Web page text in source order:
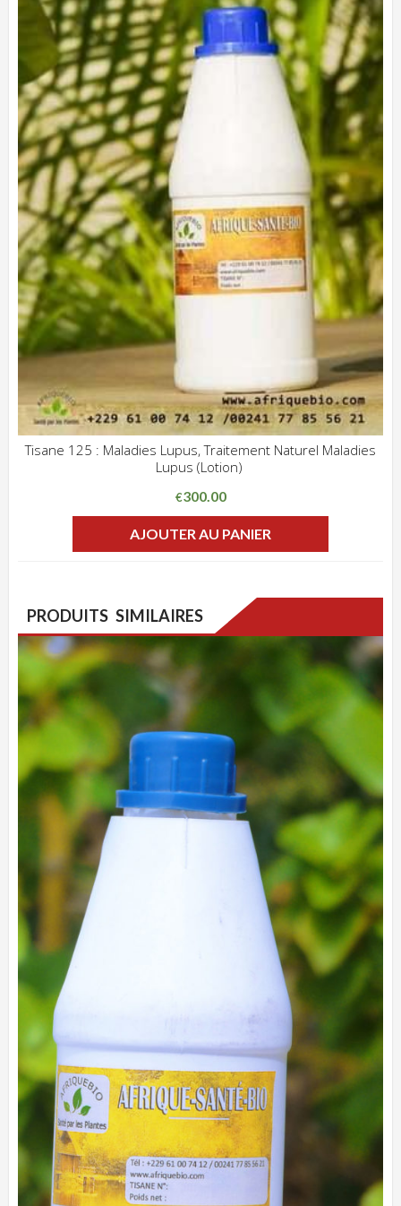
Tisane 125 : Maladies Lupus, Traitement Naturel Maladies
Lupus (Lotion)
€300.00
AJOUTER AU PANIER
PRODUITS SIMILAIRES